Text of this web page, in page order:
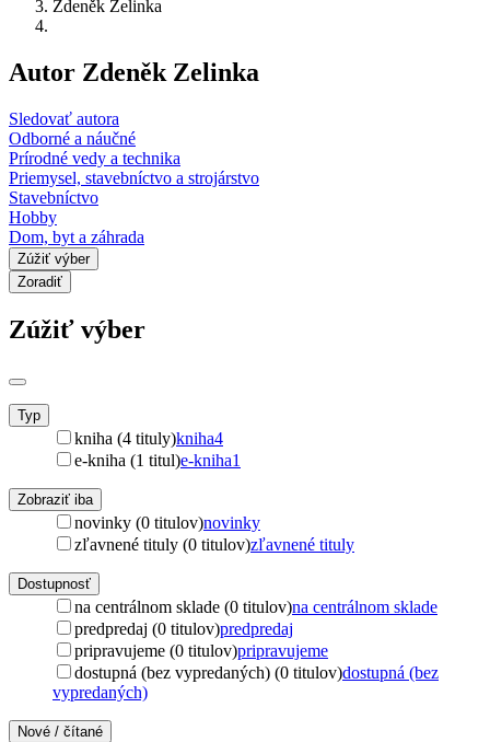
Zdeněk Zelinka
Autor Zdeněk Zelinka
Sledovať autora
Odborné a náučné
Prírodné vedy a technika
Priemysel, stavebníctvo a strojárstvo
Stavebníctvo
Hobby
Dom, byt a záhrada
Zúžiť výber
Zoradiť
Zúžiť výber
Typ
kniha (4 tituly)kniha4
e-kniha (1 titul)e-kniha1
Zobraziť iba
novinky (0 titulov)novinky
zľavnené tituly (0 titulov)zľavnené tituly
Dostupnosť
na centrálnom sklade (0 titulov)na centrálnom sklade
predpredaj (0 titulov)predpredaj
pripravujeme (0 titulov)pripravujeme
dostupná (bez vypredaných) (0 titulov)dostupná (bez
vypredaných)
Nové / čítané